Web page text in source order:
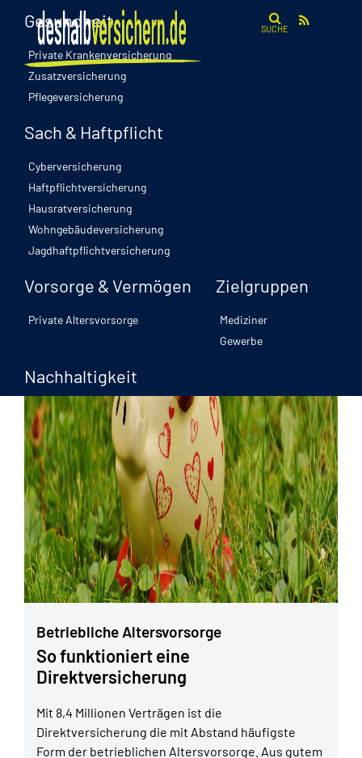
SUCHE
Gesundheit
Private Krankenversicherung
Zusatzversicherung
Pflegeversicherung
Sach & Haftpflicht
Cyberversicherung
Haftpflichtversicherung
Hausratversicherung
Wohngebäudeversicherung
Jagdhaftpflichtversicherung
Vorsorge & Vermögen
Private Altersvorsorge
Zielgruppen
Mediziner
Gewerbe
Nachhaltigkeit
Betriebliche Altersvorsorge
So funktioniert eine
Direktversicherung
Mit 8,4 Millionen Verträgen ist die
Direktversicherung die mit Abstand häufigste
Form der betrieblichen Altersvorsorge. Aus gutem